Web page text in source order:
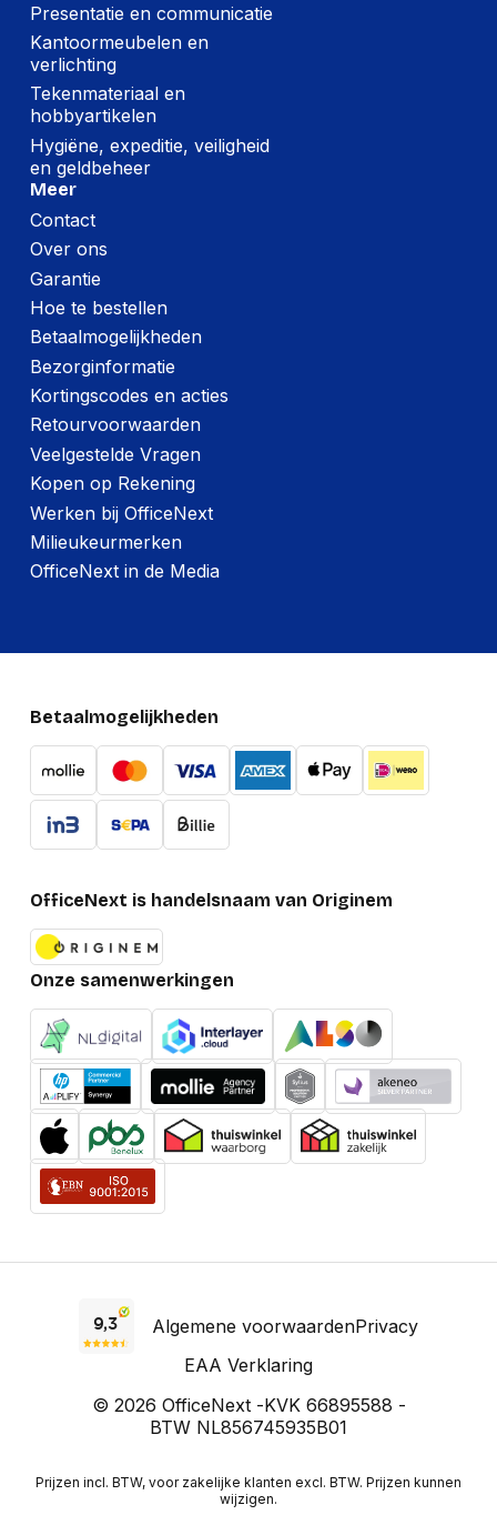
Presentatie en communicatie
Kantoormeubelen en
verlichting
Tekenmateriaal en
hobbyartikelen
Hygiëne, expeditie, veiligheid
en geldbeheer
Meer
Contact
Over ons
Garantie
Hoe te bestellen
Betaalmogelijkheden
Bezorginformatie
Kortingscodes en acties
Retourvoorwaarden
Veelgestelde Vragen
Kopen op Rekening
Werken bij OfficeNext
Milieukeurmerken
OfficeNext in de Media
Betaalmogelijkheden
OfficeNext is handelsnaam van Originem
Onze samenwerkingen
Algemene voorwaardenPrivacy
EAA Verklaring
© 2026 OfficeNext -KVK 66895588 -
BTW NL856745935B01
Prijzen incl. BTW, voor zakelijke klanten excl. BTW. Prijzen kunnen
wijzigen.